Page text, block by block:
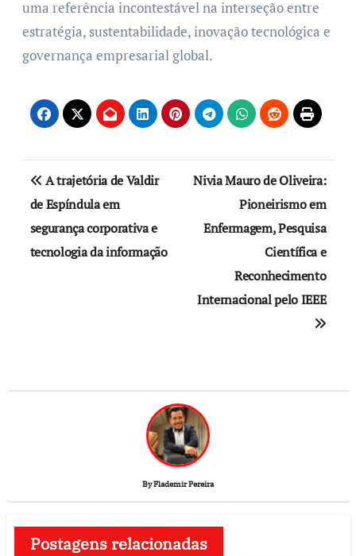
uma referência incontestável na interseção entre
estratégia, sustentabilidade, inovação tecnológica e
governança empresarial global.
A trajetória de Valdir
de Espíndula em
segurança corporativa e
tecnologia da informação
Nivia Mauro de Oliveira:
Pioneirismo em
Enfermagem, Pesquisa
Científica e
Reconhecimento
Internacional pelo IEEE
ByFlademir Pereira
Postagens relacionadas